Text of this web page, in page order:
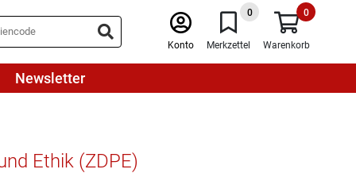
Konto
0
Merkzettel
0
Warenkorb
Newsletter
Ethik (ZDPE)